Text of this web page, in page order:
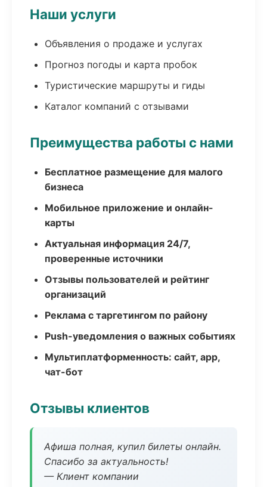
Наши услуги
Объявления о продаже и услугах
Прогноз погоды и карта пробок
Туристические маршруты и гиды
Каталог компаний с отзывами
Преимущества работы с нами
Бесплатное размещение для малого
бизнеса
Мобильное приложение и онлайн-
карты
Актуальная информация 24/7,
проверенные источники
Отзывы пользователей и рейтинг
организаций
Реклама с таргетингом по району
Push-уведомления о важных событиях
Мультиплатформенность: сайт, app,
чат-бот
Отзывы клиентов
Афиша полная, купил билеты онлайн.
Спасибо за актуальность!
— Клиент компании